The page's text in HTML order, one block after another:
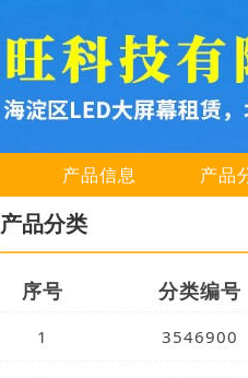
产品信息 产品
产品分类
序号 分类编号
1 3546900